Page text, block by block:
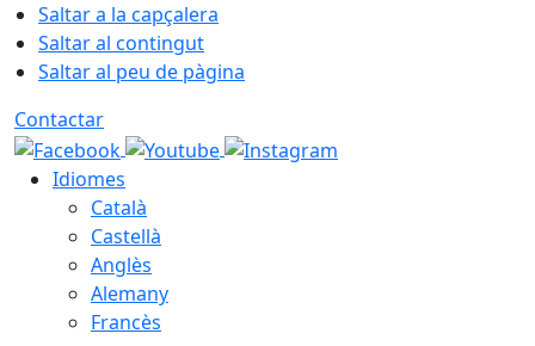
Saltar a la capçalera
Saltar al contingut
Saltar al peu de pàgina
Contactar
Idiomes
Català
Castellà
Anglès
Alemany
Francès